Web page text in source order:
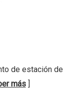
de estación de
más]